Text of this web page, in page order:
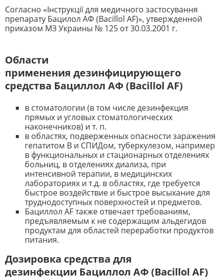
Согласно «Інструкції для медичного застосування
препарату Бацилол АФ (Bacillol AF)», утвержденной
приказом МЗ Украины № 125 от 30.03.2001 г.
Области
применения дезинфицирующего
средства Бациллол AФ (Bacillol AF)
в стоматологии (в том числе дезинфекция
прямых и угловых стоматологических
наконечников) и т. п.
в областях, подверженных опасности заражения
гепатитом В и СПИДом, туберкулезом, например
в функциональных и стационарных отделениях
больниц, в отделениях диализа, при
интенсивной терапии, в медицинских
лабораториях и т.д. в областях, где требуется
быстрое воздействие и быстрое высыхание для
труднодоступных поверхностей и предметов.
Бациллол AF также отвечает требованиям,
предъявляемым к не содержащим альдегидов
продуктам для областей переработки продуктов
питания.
Дозировка средства для
дезинфекции Бациллол AФ (Bacillol AF)